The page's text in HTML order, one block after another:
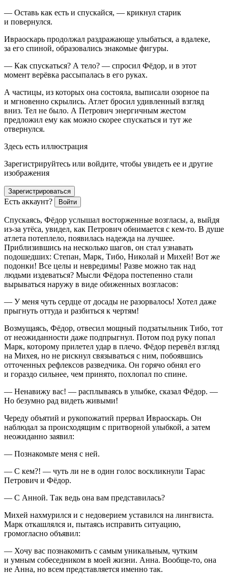
— Оставь как есть и спускайся, — крикнул старик
и повернулся.
Ивраоскарь продолжал раздражающе улыбаться, а вдалеке,
за его спиной, образовались знакомые фигуры.
— Как спускаться? А тело? — спросил Фёдор, и в этот
момент верёвка рассыпалась в его руках.
А частицы, из которых она состояла, выписали озорное па
и мгновенно скрылись. Атлет бросил удивленный взгляд
вниз. Тел не было. А Петрович энергичным жестом
предложил ему как можно скорее спускаться и тут же
отвернулся.
Здесь есть иллюстрация
Зарегистрируйтесь или войдите, чтобы увидеть ее и другие
изображения
Зарегистрироваться
Есть аккаунт? Войти
Спускаясь, Фёдор услышал восторженные возгласы, а, выйдя
из-за утёса, увидел, как Петрович обнимается с кем-то. В душе
атлета потеплело, появилась надежда на лучшее.
Приблизившись на несколько шагов, он стал узнавать
подошедших: Степан, Марк, Тибо, Николай и Михей! Вот же
подонки! Все целы и невредимы! Разве можно так над
людьми издеваться? Мысли Фёдора постепенно стали
вырываться наружу в виде обиженных возгласов:
— У меня чуть сердце от досады не разорвалось! Хотел даже
прыгнуть оттуда и разбиться к чертям!
Возмущаясь, Фёдор, отвесил мощный подзатыльник Тибо, тот
от неожиданности даже подпрыгнул. Потом под руку попал
Марк, которому прилетел удар в плечо. Фёдор перевёл взгляд
на Михея, но не рискнул связываться с ним, побоявшись
отточенных рефлексов разведчика. Он горячо обнял его
и гораздо сильнее, чем принято, похлопал по спине.
— Ненавижу вас! — расплываясь в улыбке, сказал Фёдор. —
Но безумно рад видеть живыми!
Череду объятий и рукопожатий прервал Ивраоскарь. Он
наблюдал за происходящим с притворной улыбкой, а затем
неожиданно заявил:
— Познакомьте меня с ней.
— С кем?! — чуть ли не в один голос воскликнули Тарас
Петрович и Фёдор.
— С Анной. Так ведь она вам представилась?
Михей нахмурился и с недоверием уставился на лингвиста.
Марк откашлялся и, пытаясь исправить ситуацию,
громогласно объявил:
— Хочу вас познакомить с самым уникальным, чутким
и умным собеседником в моей жизни. Анна. Вообще-то, она
не Анна, но всем представляется именно так.